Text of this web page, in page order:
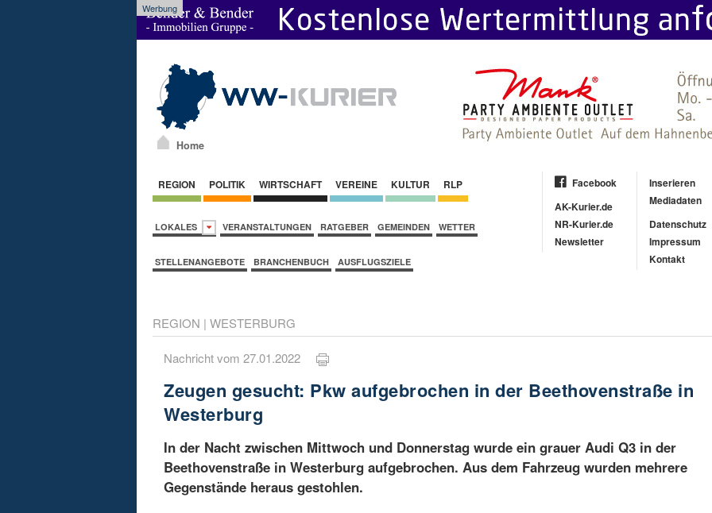
Werbung
Home
REGION POLITIK WIRTSCHAFT VEREINE KULTUR RLP
LOKALES VERANSTALTUNGEN RATGEBER GEMEINDEN WETTER
STELLENANGEBOTE BRANCHENBUCH AUSFLUGSZIELE
Facebook
AK-Kurier.de
NR-Kurier.de
Newsletter
Inserieren
Mediadaten
Datenschutz
Impressum
Kontakt
REGION | WESTERBURG
Nachricht vom 27.01.2022
Zeugen gesucht: Pkw aufgebrochen in der Beethovenstraße in
Westerburg
In der Nacht zwischen Mittwoch und Donnerstag wurde ein grauer Audi Q3 in der
Beethovenstraße in Westerburg aufgebrochen. Aus dem Fahrzeug wurden mehrere
Gegenstände heraus gestohlen.